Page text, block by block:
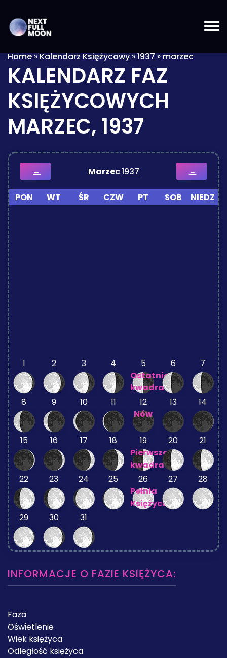
Home»Kalendarz Księżycowy»1937»marzec
KALENDARZ FAZ
KSIĘŻYCOWYCH
MARZEC, 1937
← Marzec1937 →
PON WT ŚR CZW PT SOB NIEDZ
1 2 3 4
5
Ostatnia
kwadra
6 7
8 9 10 11
12
Nów
13 14
15 16 17 18
19
Pierwsza
kwadra
20 21
22 23 24 25
26
Pełnia
Księżyca
27 28
29 30 31
INFORMACJE O FAZIE KSIĘŻYCA:
Faza
Oświetlenie
Wiek księżyca
Odległość księżyca